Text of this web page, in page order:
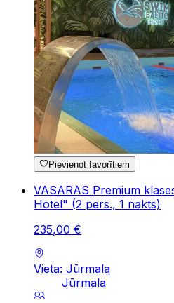
Pievienot favorītiem
VASARAS Premium
Hotel" (2 pers., 1 nakts)
235,00 €
Vieta: Jūrmala
Jūrmala